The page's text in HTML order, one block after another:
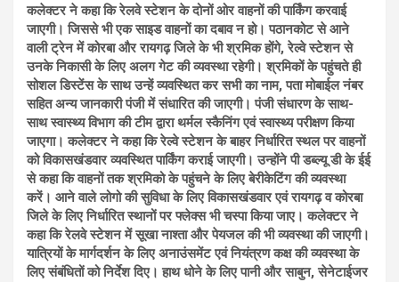
कलेक्टर ने कहा कि रेलवे स्टेशन के दोनों ओर वाहनों की पार्किंग करवाई
जाएगी। जिससे भी एक साइड वाहनों का दबाव न हो। पठानकोट से आने
वाली ट्रेन में कोरबा और रायगढ़ जिले के भी श्रमिक होंगे, रेल्वे स्टेशन से
उनके निकासी के लिए अलग गेट की व्यवस्था रहेगी। श्रमिकों के पहुंचते ही
सोशल डिस्टेंस के साथ उन्हें व्यवस्थित कर सभी का नाम, पता मोबाईल नंबर
सहित अन्य जानकारी पंजी में संधारित की जाएगी। पंजी संधारण के साथ-
साथ स्वास्थ्य विभाग की टीम द्वारा थर्मल स्कैनिंग एवं स्वास्थ्य परीक्षण किया
जाएगा। कलेक्टर ने कहा कि रेल्वे स्टेशन के बाहर निर्धारित स्थल पर वाहनों
को विकासखंडवार व्यवस्थित पार्किंग कराई जाएगी। उन्होंने पी डब्ल्यू डी के ईई
से कहा कि वाहनों तक श्रमिको के पहुंचने के लिए बेरीकेटिंग की व्यवस्था
करें। आने वाले लोगो की सुविधा के लिए विकासखंडवार एवं रायगढ़ व कोरबा
जिले के लिए निर्धारित स्थानों पर फ्लेक्स भी चस्पा किया जाए। कलेक्टर ने
कहा कि रेलवे स्टेशन में सूखा नाश्ता और पेयजल की भी व्यवस्था की जाएगी।
यात्रियों के मार्गदर्शन के लिए अनाउंसमेंट एवं नियंत्रण कक्ष की व्यवस्था के
लिए संबंधितों को निर्देश दिए। हाथ धोने के लिए पानी और साबुन, सेनेटाईजर